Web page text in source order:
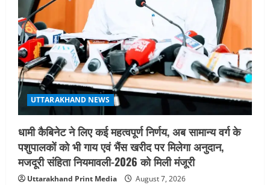
4
UTTARAKHAND NEWS
तीलू रौतेली पुरस्कार के लिए 13 वीरांगनाओं का
चयन : रेखा आर्या
August 6, 2026
5
UTTARAKHAND NEWS
मिस उत्तराखंड 2026 के सब-कॉन्टेस्ट ‘मिस
ब्यूटीफुल आइज़’ एवं ‘मिस ब्यूटीफुल हेयर’ का
आयोजन
August 5, 2026
UTTARAKHAND NEWS
धामी कैबिनेट ने लिए कई महत्वपूर्ण निर्णय, अब सामान्य वर्ग के
पशुपालकों को भी गाय एवं भैंस खरीद पर मिलेगा अनुदान,
मजदूरी संहिता नियमावली-2026 को मिली मंजूरी
Uttarakhand Print Media August 7, 2026